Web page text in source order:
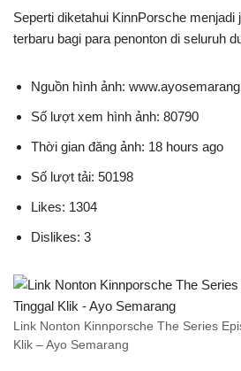
Seperti diketahui KinnPorsche menjadi
terbaru bagi para penonton di seluruh
Nguồn hình ảnh:
Số lượt xem hình ảnh: 80790
Thời gian đăng ảnh: 18 hours ago
Số lượt tải: 50198
Likes: 1304
Dislikes: 3
Link Nonton Kinnporsche The Series
Klik – Ayo Semarang